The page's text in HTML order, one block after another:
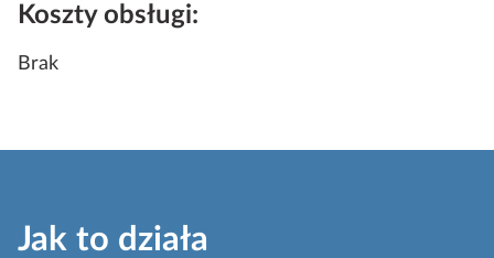
Koszty obsługi:
Brak
Jak to działa